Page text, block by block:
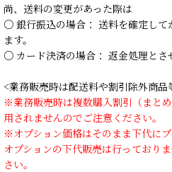
尚、送料の変更があった際は
○ 銀行振込の場合： 送料を確定して
ます。
○ カード決済の場合： 返金処理とさ
<業務販売時は配送料や割引除外商
※業務販売時は複数購入割引（まと
用されませんのでご注意ください。
※オプション価格はそのまま下代にプ
オプションの下代販売は行っており
さい。